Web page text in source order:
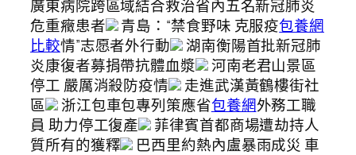
廣東病院跨區域結合救治省內五名新冠肺炎
危重癥患者
青島：“禁食野味 克服疫包養網
比較情”志愿者外行動
湖南衡陽首批新冠肺
炎康復者募捐帶抗體血漿
河南老君山景區
停工 嚴厲消殺防疫情
走進武漢黃鶴樓街社
區
浙江包車包專列策應省包養網外務工職
員 助力停工復產
菲律賓首都商場遭劫持人
質所有的獲釋
巴西里約熱內盧暴雨成災 車